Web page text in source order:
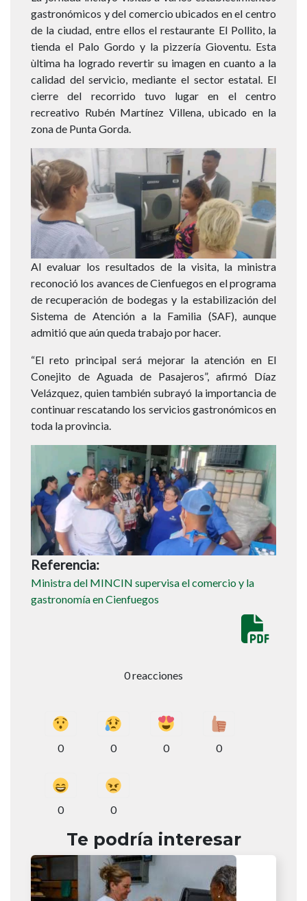
gastronómicos y del comercio ubicados en el centro
de la ciudad, entre ellos el restaurante El Pollito, la
tienda el Palo Gordo y la pizzería Gioventu. Esta
ùltima ha logrado revertir su imagen en cuanto a la
calidad del servicio, mediante el sector estatal. El
cierre del recorrido tuvo lugar en el centro
recreativo Rubén Martínez Villena, ubicado en la
zona de Punta Gorda.
Imagen
Al evaluar los resultados de la visita, la ministra
reconoció los avances de Cienfuegos en el programa
de recuperación de bodegas y la estabilización del
Sistema de Atención a la Familia (SAF), aunque
admitió que aún queda trabajo por hacer.
“El reto principal será mejorar la atención en El
Conejito de Aguada de Pasajeros”, afirmó Díaz
Velázquez, quien también subrayó la importancia de
continuar rescatando los servicios gastronómicos en
toda la provincia.
Referencia
Ministra del MINCIN supervisa el comercio y la
gastronomía en Cienfuegos
0 reacciones
0 0 0 0
0 0
Te podría interesar